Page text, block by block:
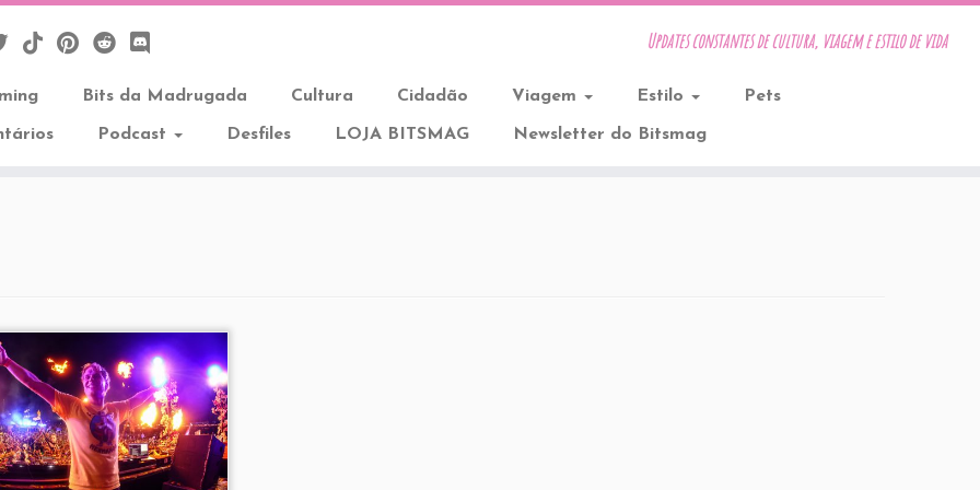
Updates constantes de cultura, viagem e estilo de vida
Bits da Madrugada Cultura Cidadão Viagem Estilo Pets
Podcast Desfiles LOJA BITSMAG Newsletter do Bitsmag